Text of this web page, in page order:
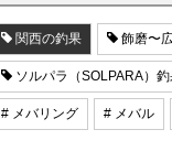
関西の釣果 飾磨〜
ソルパラ（SOLPARA）
# メバリング # メバル